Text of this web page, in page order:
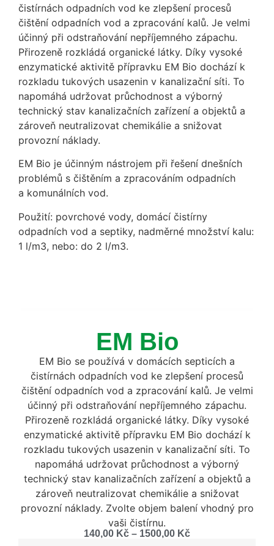
čistírnách odpadních vod ke zlepšení procesů
čištění odpadních vod a zpracování kalů. Je velmi
účinný při odstraňování nepříjemného zápachu.
Přirozeně rozkládá organické látky. Díky vysoké
enzymatické aktivitě přípravku EM Bio dochází k
rozkladu tukových usazenin v kanalizační síti. To
napomáhá udržovat průchodnost a výborný
technický stav kanalizačních zařízení a objektů a
zároveň neutralizovat chemikálie a snižovat
provozní náklady.
EM Bio je účinným nástrojem při řešení dnešních
problémů s čištěním a zpracováním odpadních
a komunálních vod.
Použití: povrchové vody, domácí čistírny
odpadních vod a septiky, nadměrné množství kalu:
1 l/m3, nebo: do 2 l/m3.
EM Bio
EM Bio se používá v domácích septicích a
čistírnách odpadních vod ke zlepšení procesů
čištění odpadních vod a zpracování kalů. Je velmi
účinný při odstraňování nepříjemného zápachu.
Přirozeně rozkládá organické látky. Díky vysoké
enzymatické aktivitě přípravku EM Bio dochází k
rozkladu tukových usazenin v kanalizační síti. To
napomáhá udržovat průchodnost a výborný
technický stav kanalizačních zařízení a objektů a
zároveň neutralizovat chemikálie a snižovat
provozní náklady. Zvolte objem balení vhodný pro
vaši čistírnu.
140,00 Kč – 1500,00 Kč